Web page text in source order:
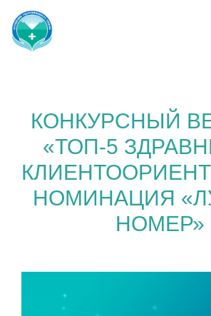
КОНКУРСНЫЙ
«ТОП-5
НОМИНАЦИЯ
НОМЕР»